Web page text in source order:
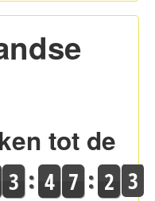
tot de
3 4 7 2 3